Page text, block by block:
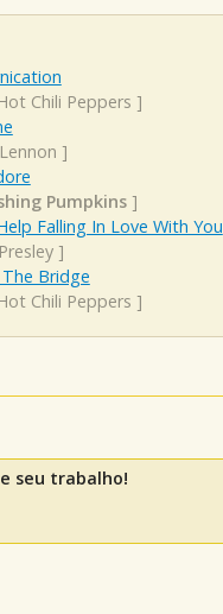
Chili Peppers ]
]
Pumpkins]
Falling In Love With You
]
Bridge
Chili Peppers ]
seu trabalho!